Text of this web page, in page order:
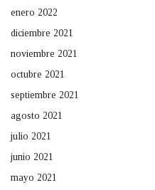
enero 2022
diciembre 2021
noviembre 2021
octubre 2021
septiembre 2021
agosto 2021
julio 2021
junio 2021
mayo 2021